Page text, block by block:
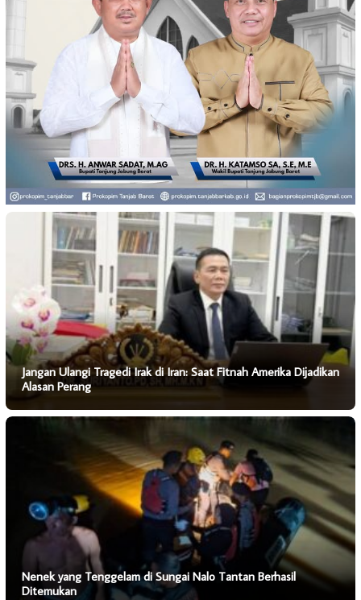
Jangan Ulangi Tragedi Irak di Iran: Saat Fitnah Amerika Dijadikan
Alasan Perang
Nenek yang Tenggelam di Sungai Nalo Tantan Berhasil
Ditemukan